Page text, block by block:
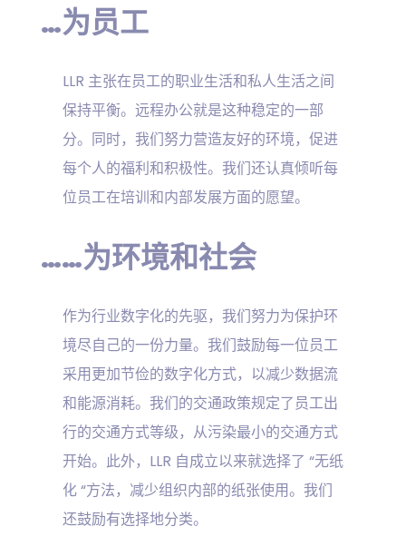
…为员工
LLR 主张在员工的职业生活和私人生活之间
保持平衡。远程办公就是这种稳定的一部
分。同时，我们努力营造友好的环境，促进
每个人的福利和积极性。我们还认真倾听每
位员工在培训和内部发展方面的愿望。
……为环境和社会
作为行业数字化的先驱，我们努力为保护环
境尽自己的一份力量。我们鼓励每一位员工
采用更加节俭的数字化方式，以减少数据流
和能源消耗。我们的交通政策规定了员工出
行的交通方式等级，从污染最小的交通方式
开始。此外，LLR 自成立以来就选择了 “无纸
化 “方法，减少组织内部的纸张使用。我们
还鼓励有选择地分类。